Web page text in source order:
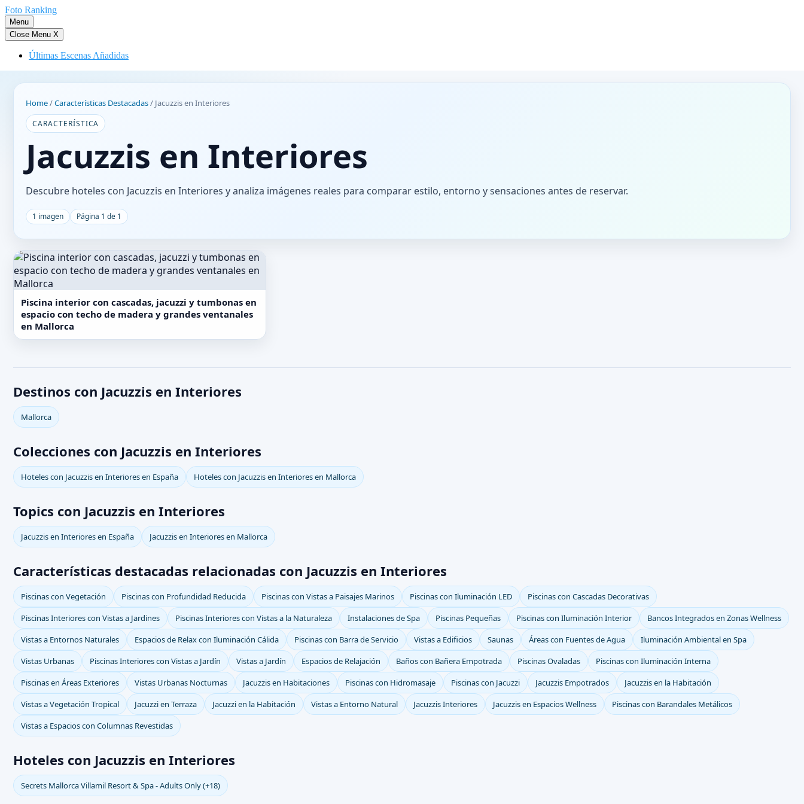
Saltar
al
contenido
Foto Ranking
Menu
Close Menu X
Últimas Escenas Añadidas
Home/Características Destacadas/ Jacuzzis en Interiores
CARACTERÍSTICA
Jacuzzis en Interiores
Descubre hoteles con Jacuzzis en Interiores y analiza imágenes reales para comparar estilo, entorno y sensaciones antes de reservar.
1 imagen Página 1 de 1
Piscina interior con cascadas, jacuzzi y tumbonas en
espacio con techo de madera y grandes ventanales
en Mallorca
Destinos con Jacuzzis en Interiores
Mallorca
Colecciones con Jacuzzis en Interiores
Hoteles con Jacuzzis en Interiores en España Hoteles con Jacuzzis en Interiores en Mallorca
Topics con Jacuzzis en Interiores
Jacuzzis en Interiores en España Jacuzzis en Interiores en Mallorca
Características destacadas relacionadas con Jacuzzis en Interiores
Piscinas con Vegetación Piscinas con Profundidad Reducida Piscinas con Vistas a Paisajes Marinos Piscinas con Iluminación LED
Piscinas con Cascadas Decorativas
Piscinas Interiores con Vistas a Jardines
Piscinas Interiores con Vistas a la Naturaleza Instalaciones de Spa Piscinas Pequeñas Piscinas con Iluminación Interior
Bancos Integrados en Zonas Wellness
Vistas a Entornos Naturales
Espacios de Relax con Iluminación Cálida Piscinas con Barra de Servicio Vistas a Edificios Saunas Áreas con Fuentes de Agua
Iluminación Ambiental en Spa
Vistas Urbanas
Piscinas Interiores con Vistas a Jardín Vistas a Jardín Espacios de Relajación Baños con Bañera Empotrada Piscinas Ovaladas
Piscinas con Iluminación Interna
Piscinas en Áreas Exteriores
Vistas Urbanas Nocturnas Jacuzzis en Habitaciones Piscinas con Hidromasaje Piscinas con Jacuzzi Jacuzzis Empotrados
Jacuzzis en la Habitación
Vistas a Vegetación Tropical
Jacuzzi en Terraza Jacuzzi en la Habitación Vistas a Entorno Natural Jacuzzis Interiores Jacuzzis en Espacios Wellness
Piscinas con Barandales Metálicos
Vistas a Espacios con Columnas Revestidas
Hoteles con Jacuzzis en Interiores
Secrets Mallorca Villamil Resort & Spa - Adults Only (+18)